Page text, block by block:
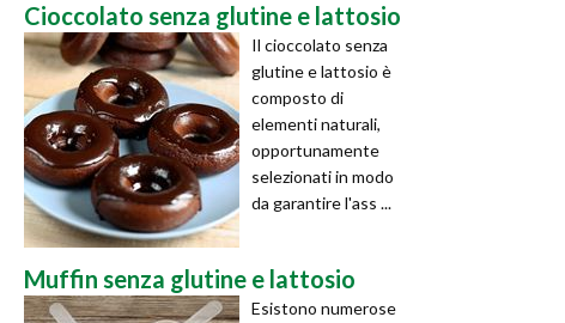
Cioccolato senza glutine e lattosio
Il cioccolato senza
glutine e lattosio è
composto di
elementi naturali,
opportunamente
selezionati in modo
da garantire l'ass ...
Muffin senza glutine e lattosio
Esistono numerose